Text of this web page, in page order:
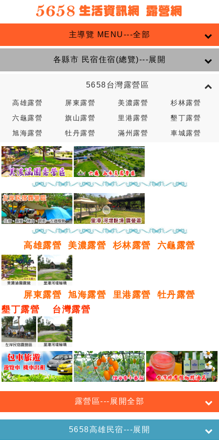
主導覽 MENU---全部
各縣市 民宿住宿(總覽)---展開
5658台灣露營區
高雄露營 屏東露營 美濃露營 杉林露營
六龜露營 旗山露營 里港露營 墾丁露營
旭海露營 牡丹露營 滿州露營 車城露營
高雄露營 美濃露營 杉林露營 六龜露營
屏東露營 旭海露營 里港露營
牡丹露營
墾丁露營
台灣露營
露營區---展開全部
5658高雄民宿---展開